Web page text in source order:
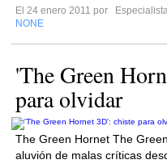
El 24 enero 2011 por
NONE
'The Green
para olvidar
The Green Hornet The
aluvión de malas críticas